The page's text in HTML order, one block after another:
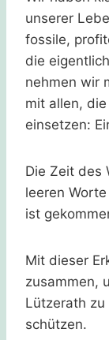
unserer
fossile,
die
nehmen wir
mit allen,
einsetzen:
Die Zeit des
leeren
ist
Mit dieser
zusammen,
Lützerath
schützen.